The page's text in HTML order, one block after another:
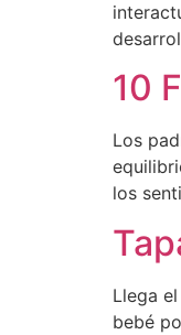
10
Los
los
Llega
bebé